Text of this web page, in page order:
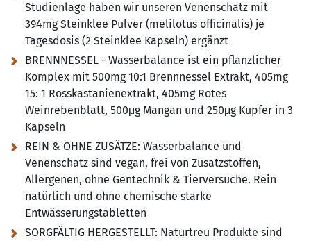
Studienlage haben wir unseren Venenschatz mit
394mg Steinklee Pulver (melilotus officinalis) je
Tagesdosis (2 Steinklee Kapseln) ergänzt
BRENNNESSEL - Wasserbalance ist ein pflanzlicher
Komplex mit 500mg 10:1 Brennnessel Extrakt, 405mg
15: 1 Rosskastanienextrakt, 405mg Rotes
Weinrebenblatt, 500μg Mangan und 250μg Kupfer in 3
Kapseln
REIN & OHNE ZUSÄTZE: Wasserbalance und
Venenschatz sind vegan, frei von Zusatzstoffen,
Allergenen, ohne Gentechnik & Tierversuche. Rein
natürlich und ohne chemische starke
Entwässerungstabletten
SORGFÄLTIG HERGESTELLT: Naturtreu Produkte sind